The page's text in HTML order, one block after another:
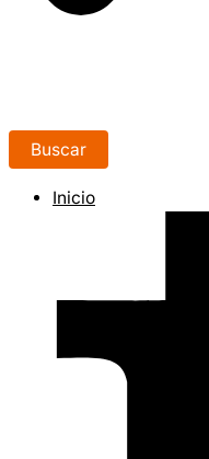
Buscar
Inicio